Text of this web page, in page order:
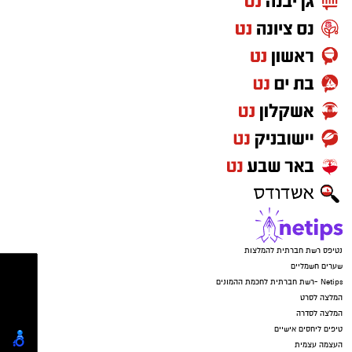
תיאטרון, דמיון והנאה משותפת.
יש לכם מידע חשוב שטרם נחשף? צילומים מאירוע
חדשותי? מצאתם טעות בכתבה? נשמח שתשתפו
אותנו
נטיפס רשת חברתית להמלצות
שערים חשמליים
Netips -רשת חברתית לחכמת ההמונים
המלצה לסרט
המלצה לסדרה